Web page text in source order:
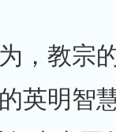
，教宗
英明智